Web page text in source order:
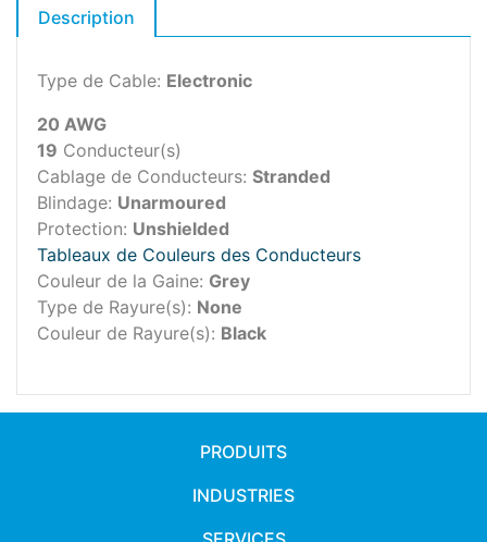
Description
Type de Cable: Electronic
20 AWG
19 Conducteur(s)
Cablage de Conducteurs: Stranded
Blindage: Unarmoured
Protection: Unshielded
Tableaux de Couleurs des Conducteurs
Couleur de la Gaine: Grey
Type de Rayure(s): None
Couleur de Rayure(s): Black
PRODUITS
INDUSTRIES